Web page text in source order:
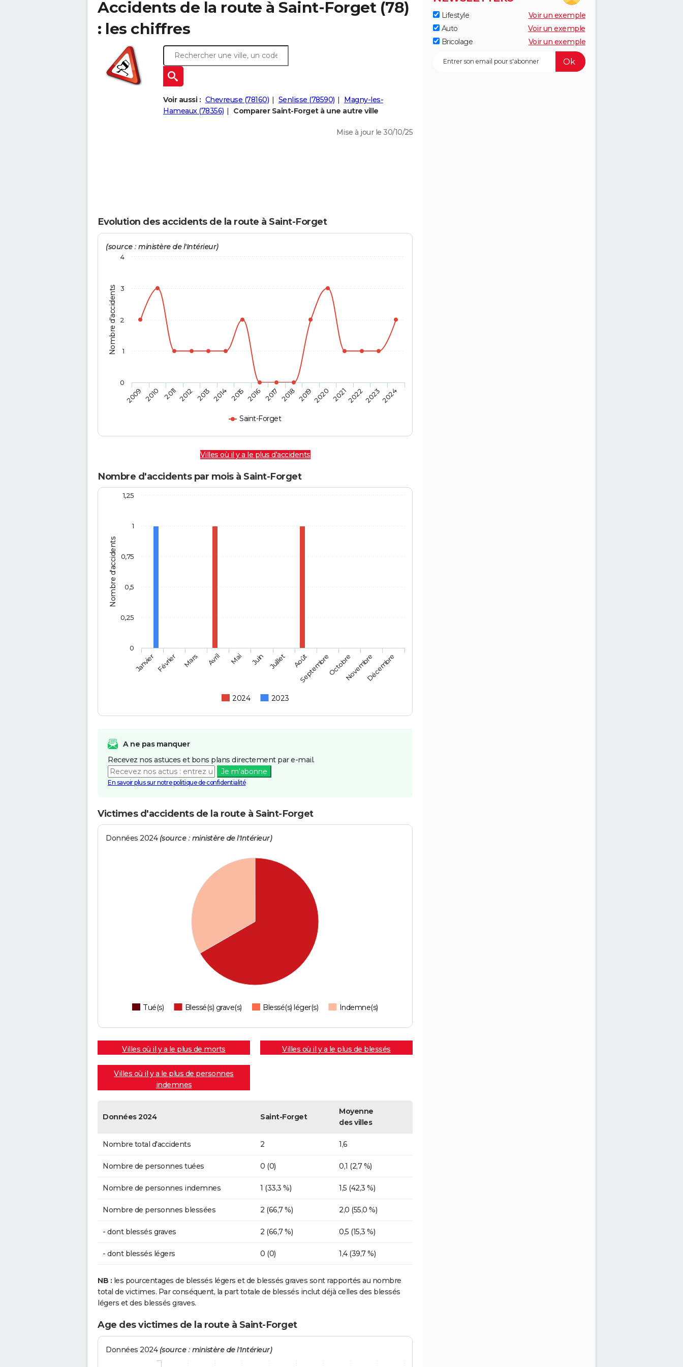
Accidents de la route à Saint-Forget (78)
: les chiffres
Voir aussi : Chevreuse (78160) Senlisse (78590)
Magny-les-
Hameaux (78356)
Comparer Saint-Forget à une autre ville
Mise à jour le 30/10/25
Evolution des accidents de la route à Saint-Forget
Nombre d'accidents
(source : ministère de l'Intérieur)
Saint-Forget
2009 2010 2011 2012 2013 2014 2015 2016 2017 2018 20192020 2021202220232024
0
1
2
3
4
Villes où il y a le plus d'accidents
Nombre d'accidents par mois à Saint-Forget
Nombre d'accidents
2024 2023
JanvierFévrier Mars Avril Mai Juin Juillet Août
SeptembreOctobreNovembreDécembre
0
1
0,25
0,5
0,75
1,25
A ne pas manquer
Recevez nos astuces et bons plans directement par e-mail.
Je m'abonne
En savoir plus sur notre politique de confidentialité
Victimes d'accidents de la route à Saint-Forget
Données 2024 (source : ministère de l'Intérieur)
Tué(s) Blessé(s) grave(s) Blessé(s) léger(s) Indemne(s)
Villes où il y a le plus de morts Villes où il y a le plus de blessés
Villes où il y a le plus de personnes
indemnes
Données 2024 Saint-Forget
Moyenne
des villes
Nombre total d'accidents 2 1,6
Nombre de personnes tuées 0 (0) 0,1 (2,7 %)
Nombre de personnes indemnes 1 (33,3 %) 1,5 (42,3 %)
Nombre de personnes blessées 2 (66,7 %) 2,0 (55,0 %)
- dont blessés graves 2 (66,7 %) 0,5 (15,3 %)
- dont blessés légers 0 (0) 1,4 (39,7 %)
NB : les pourcentages de blessés légers et de blessés graves sont rapportés au nombre
total de victimes. Par conséquent, la part totale de blessés inclut déjà celles des blessés
légers et des blessés graves.
Age des victimes de la route à Saint-Forget
Données 2024 (source : ministère de l'Intérieur)
Lifestyle
Voir un exemple
Auto
Voir un exemple
Bricolage
Voir un exemple